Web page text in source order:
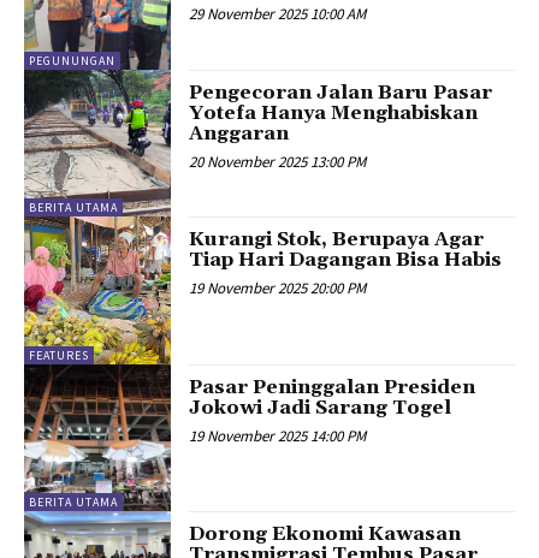
PEGUNUNGAN
29 November 2025 10:00 AM
BERITA UTAMA
Pengecoran Jalan Baru Pasar
Yotefa Hanya Menghabiskan
Anggaran
20 November 2025 13:00 PM
FEATURES
Kurangi Stok, Berupaya Agar
Tiap Hari Dagangan Bisa Habis
19 November 2025 20:00 PM
BERITA UTAMA
Pasar Peninggalan Presiden
Jokowi Jadi Sarang Togel
19 November 2025 14:00 PM
Dorong Ekonomi Kawasan